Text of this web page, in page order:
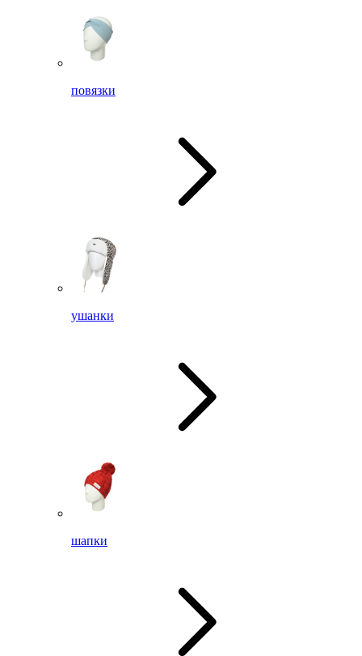
повязки
ушанки
шапки